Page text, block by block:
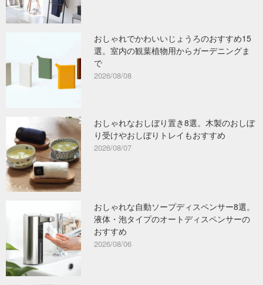
おしゃれでかわいいじょうろのおすすめ15
選。室内の観葉植物用からガーデニングま
で
2026/08/08
おしゃれなおしぼり置き8選。木製のおしぼ
り受けやおしぼりトレイもおすすめ
2026/08/07
おしゃれな自動ソープディスペンサー8選。
液体・泡タイプのオートディスペンサーの
おすすめ
2026/08/06